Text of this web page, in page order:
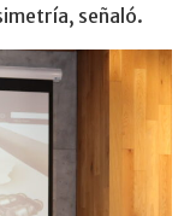
señaló.